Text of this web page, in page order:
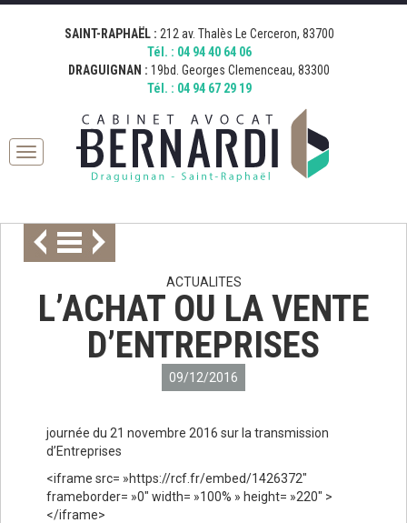
[google_map address="19 Boulevard Georges Clemenceau, 83300
Draguignan, France" zoom="15" desc="AVOCAT BERNARDI
DRAGUIGNAN" icon="http://bernardi.demo.comkwatt.com/wp-
content/uploads/2015/11/icon_map.png" ]
[google_map address="212 Avenue Thalès, 83700 Saint-Raphaël,
France" zoom="15" desc="AVOCAT BERNARDI SAINT RAPHAEL"
icon="http://bernardi.demo.comkwatt.com/wp-
content/uploads/2015/11/icon_map.png" ]
SAINT-RAPHAËL : 212 av. Thalès Le Cerceron, 83700
Tél. : 04 94 40 64 06
DRAGUIGNAN : 19bd. Georges Clemenceau, 83300
Tél. : 04 94 67 29 19
Toggle
ACTUALITES
L’ACHAT OU LA VENTE
D’ENTREPRISES
09/12/2016
journée du 21 novembre 2016 sur la transmission
d’Entreprises
<iframe src= »https://rcf.fr/embed/1426372″
frameborder= »0″ width= »100% » height= »220″ >
</iframe>